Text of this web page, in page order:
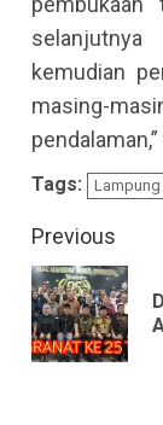
kemudian
masing-
Tags: Lampung
Continue
Reading
Previous